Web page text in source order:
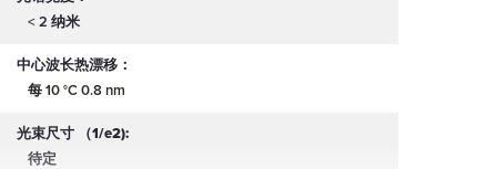
< 2 纳米
中心波长热漂移：
每 10 °C 0.8 nm
光束尺寸 （1/e2):
待定